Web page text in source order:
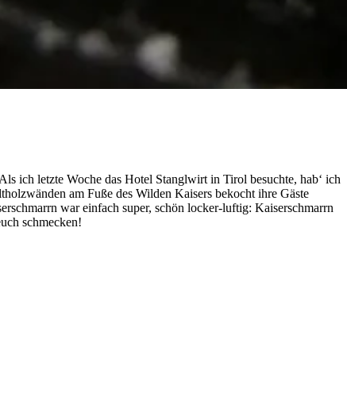
ich letzte Woche das Hotel Stanglwirt in Tirol besuchte, hab‘ ich
am Fuße des Wilden Kaisers bekocht ihre Gäste
war einfach super, schön locker-luftig: Kaiserschmarrn
schmecken!